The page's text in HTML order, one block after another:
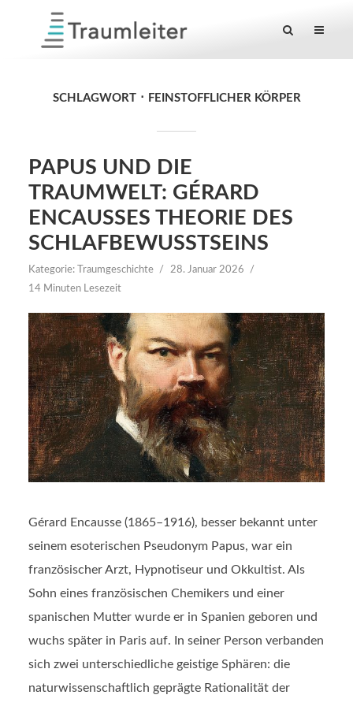
SCHLAGWORT FEINSTOFFLICHER KÖRPER
PAPUS UND DIE
TRAUMWELT: GÉRARD
ENCAUSSES THEORIE DES
SCHLAFBEWUSSTSEINS
Kategorie: Traumgeschichte
28. Januar 2026
14 Minuten Lesezeit
Gérard Encausse (1865–1916), besser bekannt unter
seinem esoterischen Pseudonym Papus, war ein
französischer Arzt, Hypnotiseur und Okkultist. Als
Sohn eines französischen Chemikers und einer
spanischen Mutter wurde er in Spanien geboren und
wuchs später in Paris auf. In seiner Person verbanden
sich zwei unterschiedliche geistige Sphären: die
naturwissenschaftlich geprägte Rationalität der